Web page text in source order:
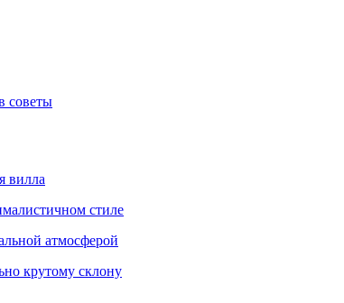
советы
вилла
стиле
атмосферой
крутому склону